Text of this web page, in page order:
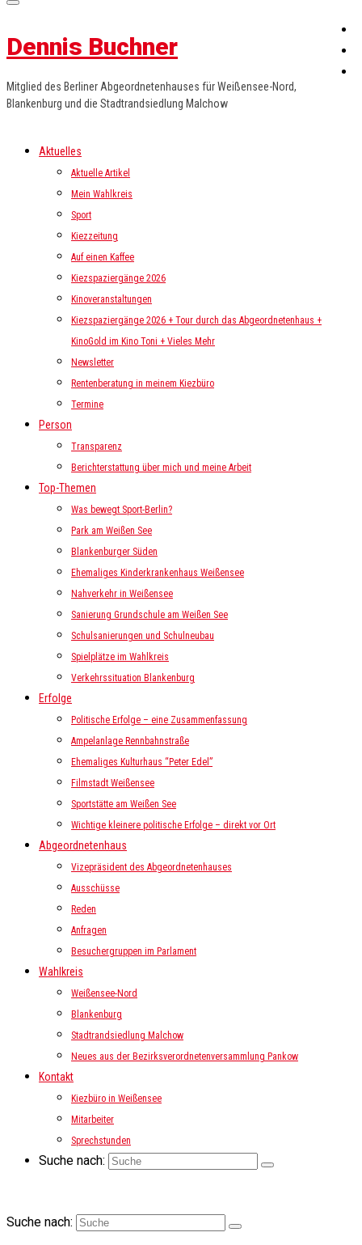
Dennis Buchner
Mitglied des Berliner Abgeordnetenhauses für Weißensee-Nord,
Blankenburg und die Stadtrandsiedlung Malchow
Aktuelles
Aktuelle Artikel
Mein Wahlkreis
Sport
Kiezzeitung
Auf einen Kaffee
Kiezspaziergänge 2026
Kinoveranstaltungen
Kiezspaziergänge 2026 + Tour durch das Abgeordnetenhaus +
KinoGold im Kino Toni + Vieles Mehr
Newsletter
Rentenberatung in meinem Kiezbüro
Termine
Person
Transparenz
Berichterstattung über mich und meine Arbeit
Top-Themen
Was bewegt Sport-Berlin?
Park am Weißen See
Blankenburger Süden
Ehemaliges Kinderkrankenhaus Weißensee
Nahverkehr in Weißensee
Sanierung Grundschule am Weißen See
Schulsanierungen und Schulneubau
Spielplätze im Wahlkreis
Verkehrssituation Blankenburg
Erfolge
Politische Erfolge – eine Zusammenfassung
Ampelanlage Rennbahnstraße
Ehemaliges Kulturhaus “Peter Edel”
Filmstadt Weißensee
Sportstätte am Weißen See
Wichtige kleinere politische Erfolge – direkt vor Ort
Abgeordnetenhaus
Vizepräsident des Abgeordnetenhauses
Ausschüsse
Reden
Anfragen
Besuchergruppen im Parlament
Wahlkreis
Weißensee-Nord
Blankenburg
Stadtrandsiedlung Malchow
Neues aus der Bezirksverordnetenversammlung Pankow
Kontakt
Kiezbüro in Weißensee
Mitarbeiter
Sprechstunden
Suche nach:
Suche nach: